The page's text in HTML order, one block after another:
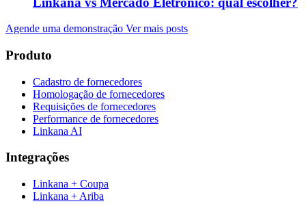
Agende uma demonstração Ver mais posts
Produto
Cadastro de fornecedores
Homologação de fornecedores
Requisições de fornecedores
Performance de fornecedores
Linkana AI
Integrações
Linkana + Coupa
Linkana + Ariba